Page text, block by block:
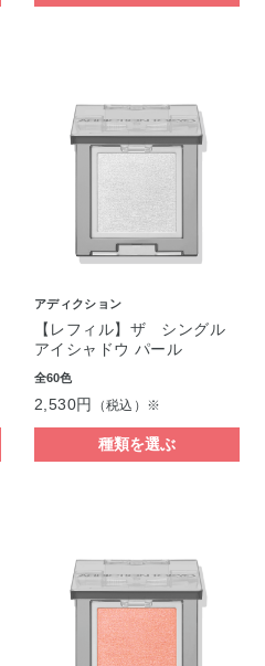
アディクション
【レフィル】ザ シングル
アイシャドウ パール
全60色
2,530円 （税込）※
種類を選ぶ